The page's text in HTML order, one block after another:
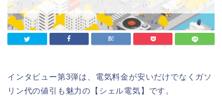
インタビュー第3弾は、電気料金が安いだけでなくガソ
リン代の値引も魅力の【シェル電気】です。